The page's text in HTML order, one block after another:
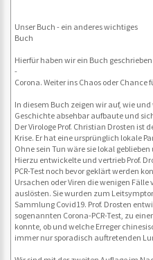
Unser Buch - ein anderes wichtiges
Buch
Hierfür haben wir ein Buch geschrieben
-
Corona. Weiter ins Chaos oder Chance
In diesem Buch zeigen wir auf, wie
Geschichte absehbar aufbaute und
Der Virologe Prof. Christian Drosten ist
Krise. Er hat eine ursprünglich lokale
Ohne sein Tun wäre sie lokal
Hierzu entwickelte und vertrieb Prof.
PCR-Test noch bevor geklärt werden
Ursachen oder Viren die wenigen
auslösten. Sie wurden zum
Sammlung Covid19. Prof. Drosten
sogenannten Corona-PCR-Test, zu
konnte, ob und welche Erreger
immer nur sporadisch auftretenden